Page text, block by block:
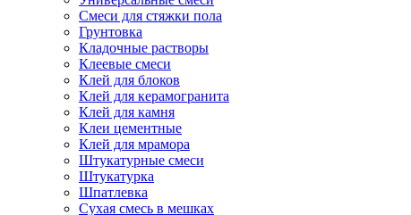
Смеси для стяжки пола
Грунтовка
Кладочные растворы
Клеевые смеси
Клей для блоков
Клей для керамогранита
Клей для камня
Клеи цементные
Клей для мрамора
Штукатурные смеси
Штукатурка
Шпатлевка
Сухая смесь в мешках